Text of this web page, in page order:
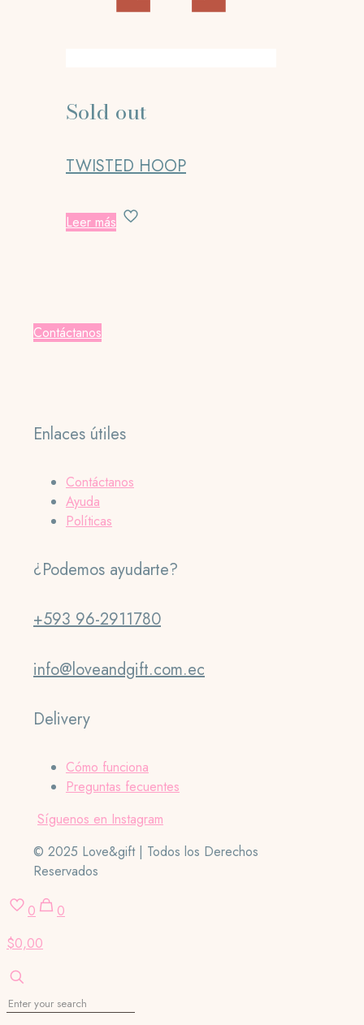
Sold out
TWISTED HOOP
Leer más
Contáctanos
Enlaces útiles
Contáctanos
Ayuda
Políticas
¿Podemos ayudarte?
+593 96-2911780
info@loveandgift.com.ec
Delivery
Cómo funciona
Preguntas fecuentes
Síguenos en Instagram
© 2025 Love&gift | Todos los Derechos
Reservados
0
0
$0,00